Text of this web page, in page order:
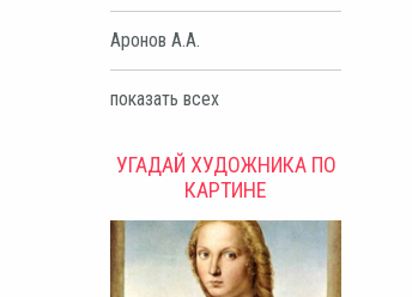
Аронов А.А.
показать всех
УГАДАЙ ХУДОЖНИКА ПО
КАРТИНЕ